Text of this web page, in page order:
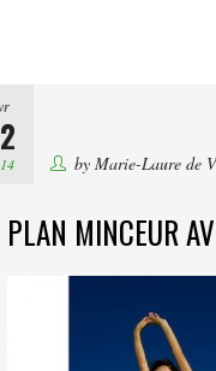
by Marie-Laure de
PLAN MINCEUR